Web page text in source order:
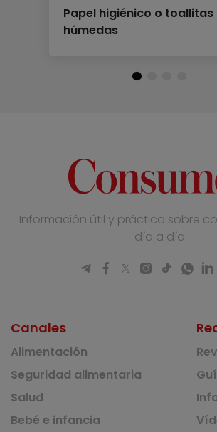
Papel higiénico o toallitas
húmedas
Información útil y práctica sobre
día a día
Canales
Alimentación
Seguridad alimentaria
Salud
Bebé e infancia